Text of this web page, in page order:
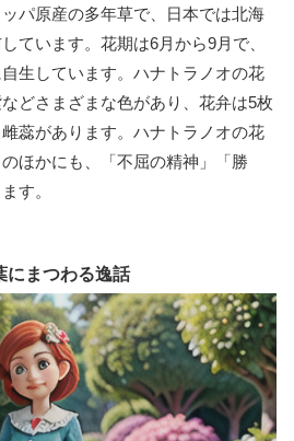
パ原産の多年草で、日本では北海
ています。花期は6月から9月で、
生しています。ハナトラノオの花
どさまざまな色があり、花弁は5枚
蕊があります。ハナトラノオの花
ほかにも、「不屈の精神」「勝
す。
にまつわる逸話